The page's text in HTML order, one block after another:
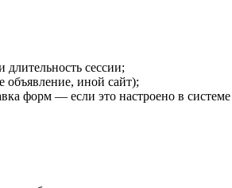
сессии;
объявление, иной сайт);
форм — если это настроено в